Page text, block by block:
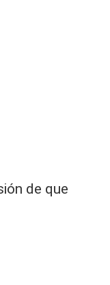
de que